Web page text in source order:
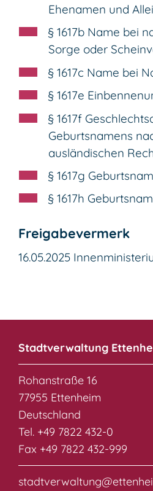
Ehenamen und
§ 1617b Name bei
Sorge oder
§ 1617c Name bei
§ 1617e
§ 1617f
Geburtsnamens
ausländischen
§ 1617g
§ 1617h
Freigabevermerk
16.05.2025
Stadtverwaltung
Rohanstraße 16
77955 Ettenheim
Deutschland
Tel. +49 7822 432-0
Fax +49 7822 432-999